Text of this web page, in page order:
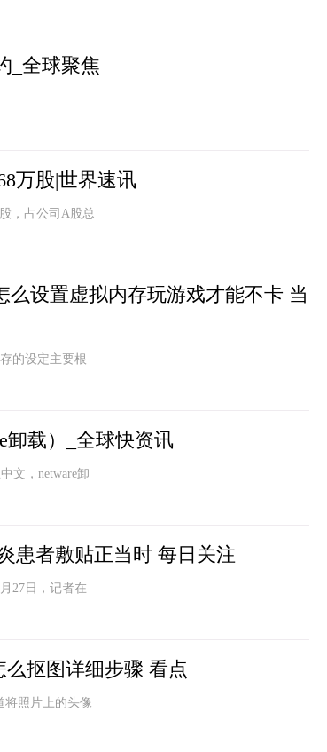
_全球聚焦
万股|世界速讯
，占公司A股总
设置虚拟内存玩游戏才能不卡 当
的设定主要根
卸载）_全球快资讯
文，netware卸
患者敷贴正当时 每日关注
27日，记者在
么抠图详细步骤 看点
将照片上的头像